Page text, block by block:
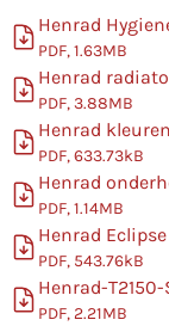
Henrad
PDF, 1.63MB
Henrad
PDF, 3.88MB
Henrad
PDF, 633.73kB
Henrad
PDF, 1.14MB
Henrad
PDF, 543.76kB
Henrad-
PDF, 2.21MB